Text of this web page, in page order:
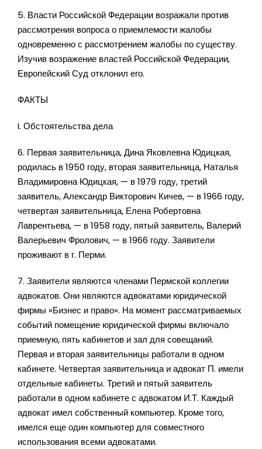
5. Власти Российской Федерации возражали против
рассмотрения вопроса о приемлемости жалобы
одновременно с рассмотрением жалобы по существу.
Изучив возражение властей Российской Федерации,
Европейский Суд отклонил его.
ФАКТЫ
I. Обстоятельства дела
6. Первая заявительница, Дина Яковлевна Юдицкая,
родилась в 1950 году, вторая заявительница, Наталья
Владимировна Юдицкая, — в 1979 году, третий
заявитель, Александр Викторович Кичев, — в 1966 году,
четвертая заявительница, Елена Робертовна
Лаврентьева, — в 1958 году, пятый заявитель, Валерий
Валерьевич Фролович, — в 1966 году. Заявители
проживают в г. Перми.
7. Заявители являются членами Пермской коллегии
адвокатов. Они являются адвокатами юридической
фирмы «Бизнес и право». На момент рассматриваемых
событий помещение юридической фирмы включало
приемную, пять кабинетов и зал для совещаний.
Первая и вторая заявительницы работали в одном
кабинете. Четвертая заявительница и адвокат П. имели
отдельные кабинеты. Третий и пятый заявитель
работали в одном кабинете с адвокатом И.Т. Каждый
адвокат имел собственный компьютер. Кроме того,
имелся еще один компьютер для совместного
использования всеми адвокатами.